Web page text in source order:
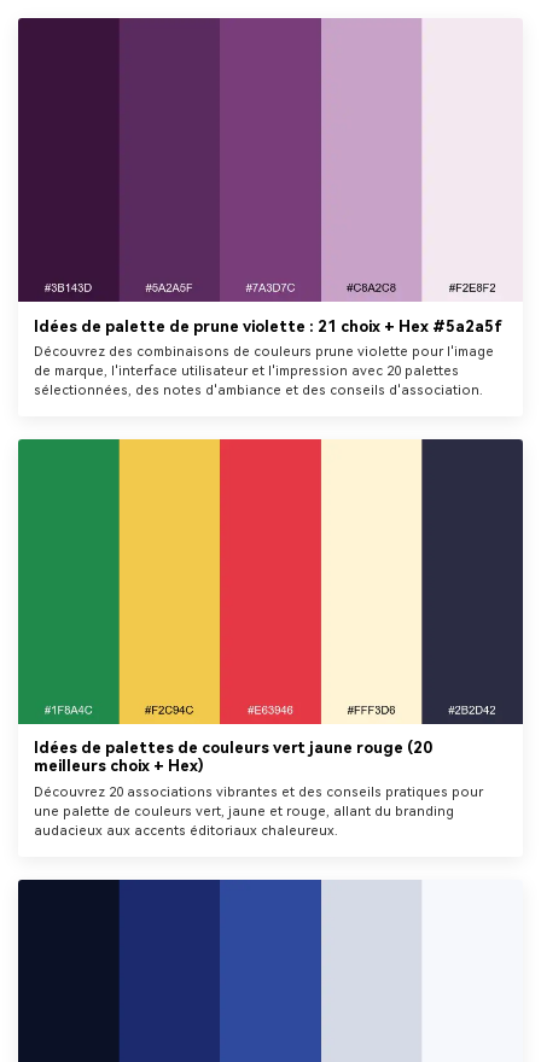
Idées de palette de prune violette : 21 choix + Hex #5a2a5f
Découvrez des combinaisons de couleurs prune violette pour l'image
de marque, l'interface utilisateur et l'impression avec 20 palettes
sélectionnées, des notes d'ambiance et des conseils d'association.
Idées de palettes de couleurs vert jaune rouge (20
meilleurs choix + Hex)
Découvrez 20 associations vibrantes et des conseils pratiques pour
une palette de couleurs vert, jaune et rouge, allant du branding
audacieux aux accents éditoriaux chaleureux.